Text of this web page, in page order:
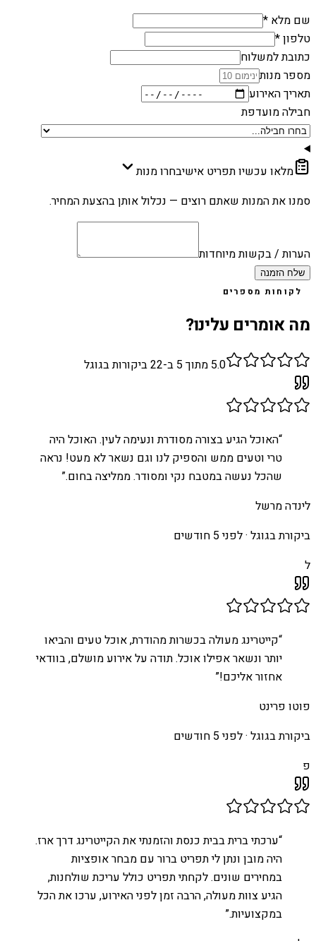
שם מלא *
טלפון *
כתובת למשלוח
מספר מנות
תאריך האירוע
חבילה מועדפת
מלאו עכשיו תפריט אישיבחרו מנות
סמנו את המנות שאתם רוצים — נכלול אותן בהצעת המחיר.
הערות / בקשות מיוחדות
שלח הזמנה
לקוחות מספרים
מה אומרים עלינו?
5.0 מתוך 5 ב- 22ביקורות בגוגל
“האוכל הגיע בצורה מסודרת ונעימה לעין. האוכל היה
טרי וטעים ממש והספיק לנו וגם נשאר לא מעט! נראה
שהכל נעשה במטבח נקי ומסודר. ממליצה בחום.”
לינדה מרשל
ביקורת בגוגל ·לפני 5 חודשים
ל
“קייטרינג מעולה בכשרות מהודרת, אוכל טעים והביאו
יותר ונשאר אפילו אוכל. תודה על אירוע מושלם, בוודאי
אחזור אליכם!”
פוטו פרינט
ביקורת בגוגל ·לפני 5 חודשים
פ
“ערכתי ברית בבית כנסת והזמנתי את הקייטרינג דרך ארז.
היה מובן ונתן לי תפריט ברור עם מבחר אופציות
במחירים שונים. לקחתי תפריט כולל עריכת שולחנות,
הגיע צוות מעולה, הרבה זמן לפני האירוע, ערכו את הכל
במקצועיות.”